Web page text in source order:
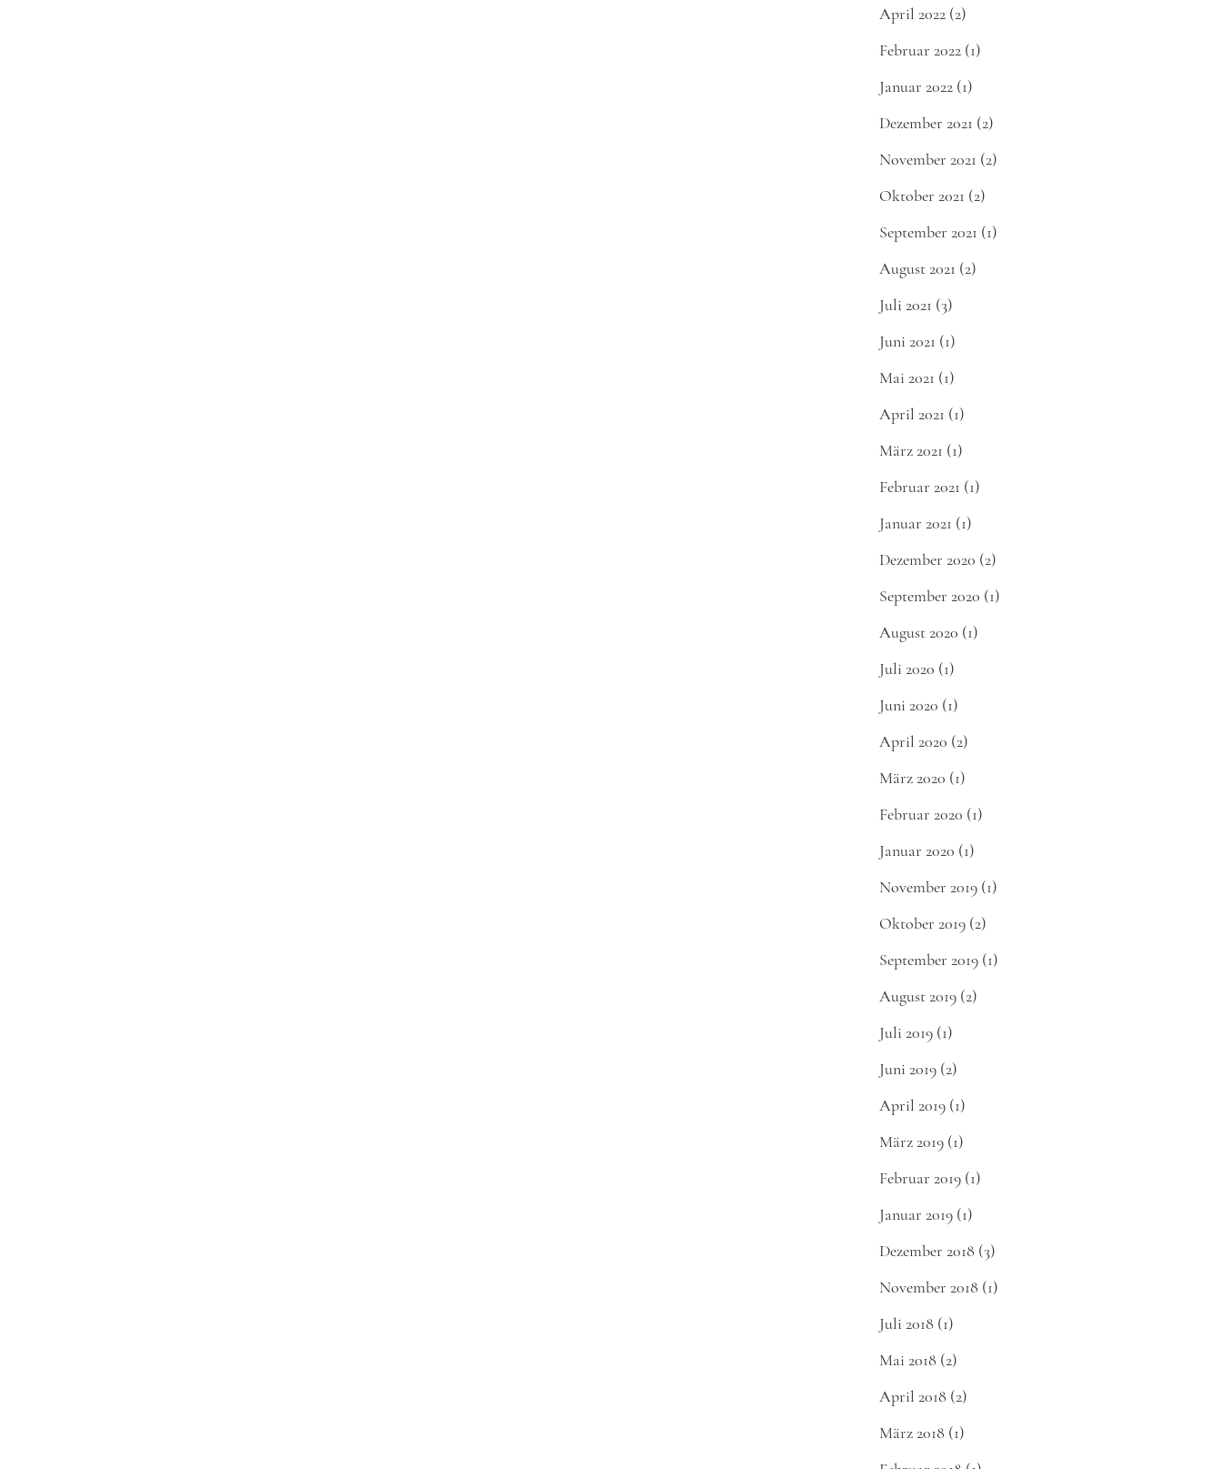
April 2022 (2)
Februar 2022 (1)
Januar 2022 (1)
Dezember 2021 (2)
November 2021 (2)
Oktober 2021 (2)
September 2021 (1)
August 2021 (2)
Juli 2021 (3)
Juni 2021 (1)
Mai 2021 (1)
April 2021 (1)
März 2021 (1)
Februar 2021 (1)
Januar 2021 (1)
Dezember 2020 (2)
September 2020 (1)
August 2020 (1)
Juli 2020 (1)
Juni 2020 (1)
April 2020 (2)
März 2020 (1)
Februar 2020 (1)
Januar 2020 (1)
November 2019 (1)
Oktober 2019 (2)
September 2019 (1)
August 2019 (2)
Juli 2019 (1)
Juni 2019 (2)
April 2019 (1)
März 2019 (1)
Februar 2019 (1)
Januar 2019 (1)
Dezember 2018 (3)
November 2018 (1)
Juli 2018 (1)
Mai 2018 (2)
April 2018 (2)
März 2018 (1)